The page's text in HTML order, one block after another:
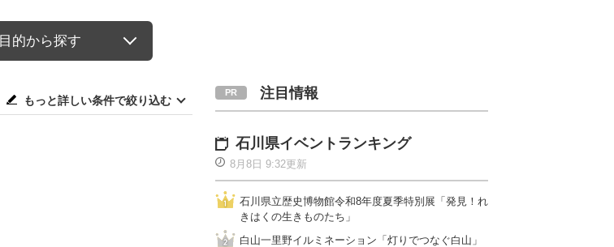
目的から探す
もっと詳しい条件で絞り込む 注目情報
石川県イベントランキング
8月8日 9:32更新
石川県立歴史博物館令和8年度夏季特別展「発見！れ
きはくの生きものたち」
白山一里野イルミネーション「灯りでつなぐ白山」